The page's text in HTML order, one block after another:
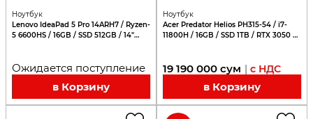
Ноутбук
Lenovo IdeaPad 5 Pro 14ARH7 / Ryzen-
5 6600HS / 16GB / SSD 512GB / 14"
Ожидается поступление
в Корзину
Ноутбук
Acer Predator Helios PH315-54 / i7-
11800H / 16GB / SSD 1TB / RTX 3050 Ti
19 190 000 сум | с НДС
в Корзину